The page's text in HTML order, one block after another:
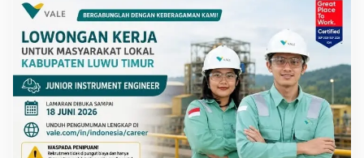
a
n
L
o
w
o
n
g
K
e